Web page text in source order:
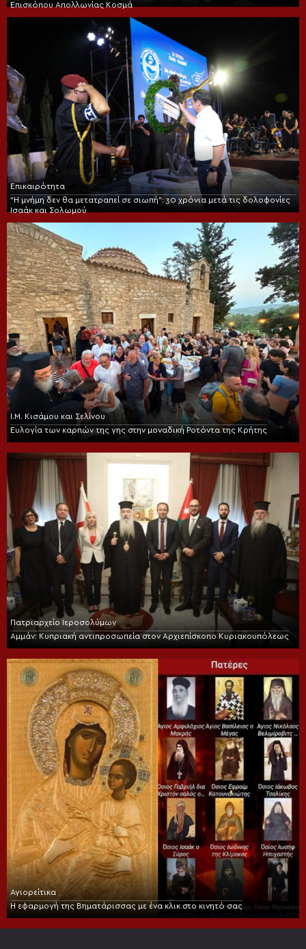
Επισκόπου Απολλωνίας Κοσμά
Επικαιρότητα
“Η μνήμη δεν θα μετατραπεί σε σιωπή”: 30 χρόνια μετά τις δολοφονίες
Ισαάκ και Σολωμού
Ι.Μ. Κισάμου και Σελίνου
Ευλογία των καρπών της γης στην μοναδική Ροτόντα της Κρήτης
Πατριαρχείο Ιεροσολύμων
Αμμάν: Κυπριακή αντιπροσωπεία στον Αρχιεπίσκοπο Κυριακουπόλεως
Αγιορείτικα
Η εφαρμογή της Βηματάρισσας με ένα κλικ στο κινητό σας